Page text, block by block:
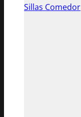
Sillas Comedor